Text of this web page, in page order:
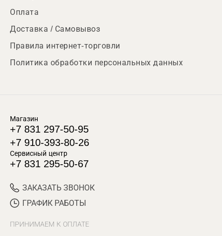
Оплата
Доставка / Самовывоз
Правила интернет-торговли
Политика обработки персональных данных
Магазин
+7 831 297-50-95
+7 910-393-80-26
Сервисный центр
+7 831 295-50-67
ЗАКАЗАТЬ ЗВОНОК
ГРАФИК РАБОТЫ
ПРИНИМАЕМ К ОПЛАТЕ